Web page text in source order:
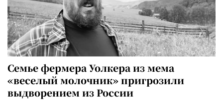
Семье фермера Уолкера из мема
«веселый молочник» пригрозили
выдворением из России